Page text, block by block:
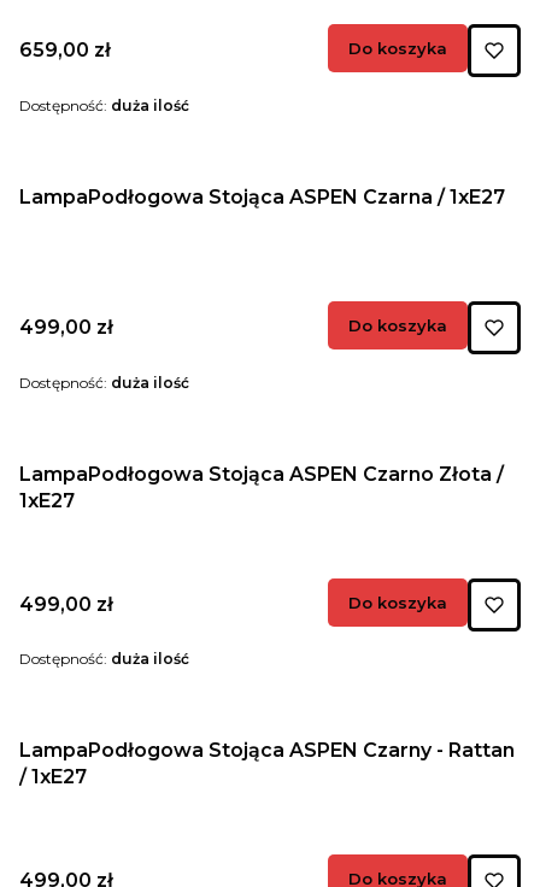
Cena
659,00 zł Do koszyka
Dostępność: duża ilość
LampaPodłogowa Stojąca ASPEN Czarna / 1xE27
Cena
499,00 zł Do koszyka
Dostępność: duża ilość
LampaPodłogowa Stojąca ASPEN Czarno Złota /
1xE27
Cena
499,00 zł Do koszyka
Dostępność: duża ilość
LampaPodłogowa Stojąca ASPEN Czarny - Rattan
/ 1xE27
Cena
499,00 zł Do koszyka